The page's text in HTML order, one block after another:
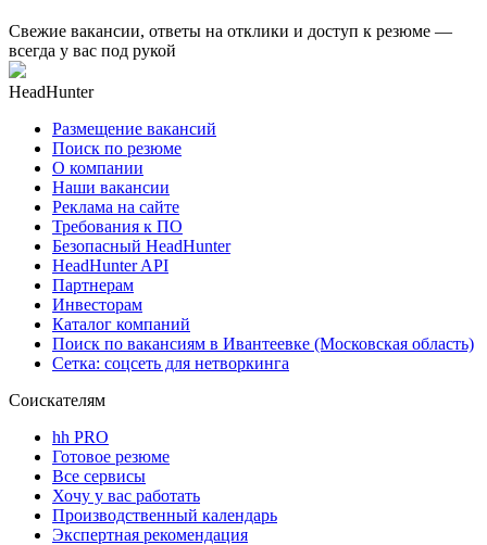
Свежие вакансии, ответы на отклики и доступ к резюме —
всегда у вас под рукой
HeadHunter
Размещение вакансий
Поиск по резюме
О компании
Наши вакансии
Реклама на сайте
Требования к ПО
Безопасный HeadHunter
HeadHunter API
Партнерам
Инвесторам
Каталог компаний
Поиск по вакансиям в Ивантеевке (Московская область)
Сетка: соцсеть для нетворкинга
Соискателям
hh PRO
Готовое резюме
Все сервисы
Хочу у вас работать
Производственный календарь
Экспертная рекомендация